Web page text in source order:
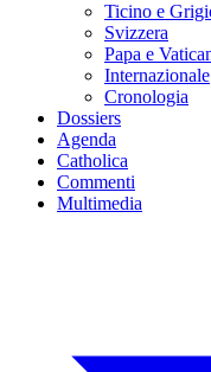
Ticino e
Svizzera
Papa e
Internazionale
Cronologia
Dossiers
Agenda
Catholica
Commenti
Multimedia